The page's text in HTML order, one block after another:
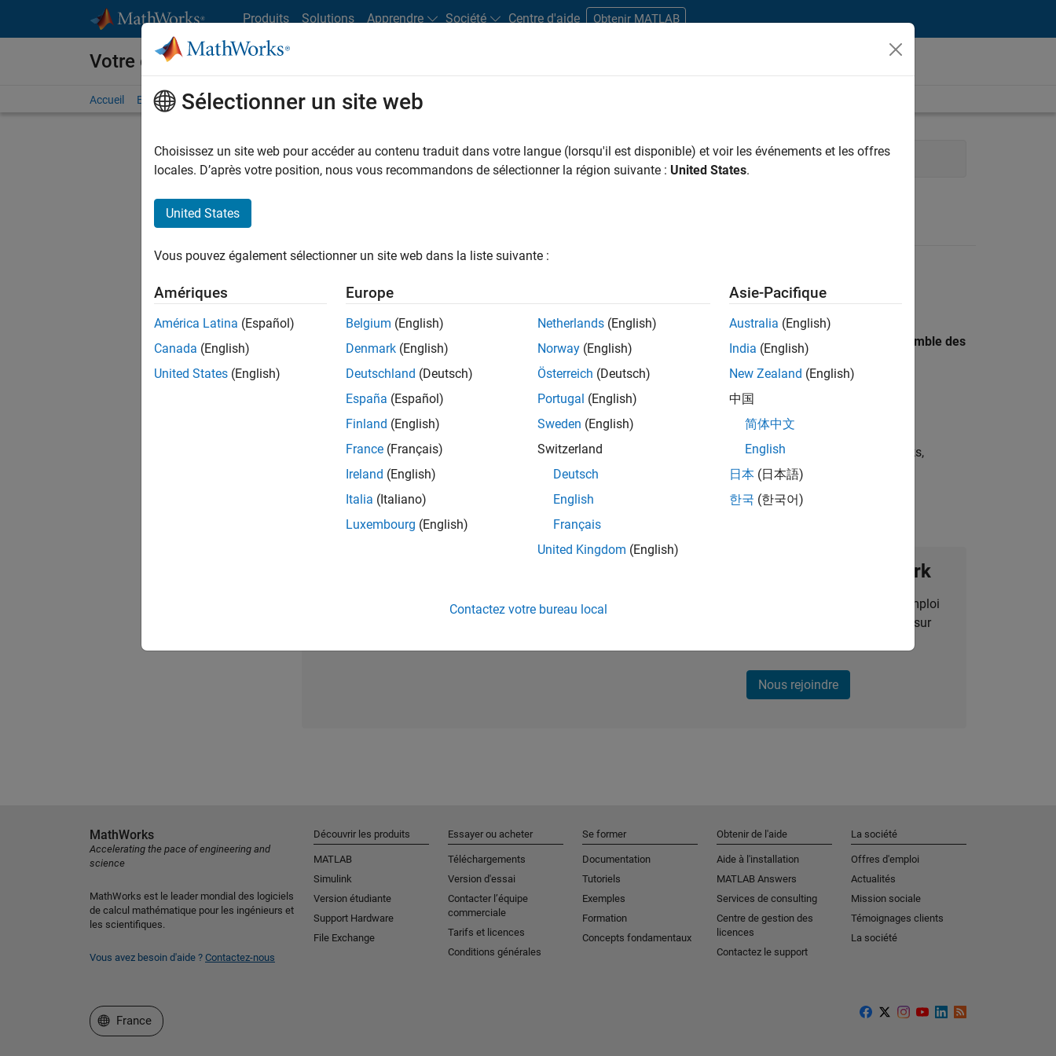
Produits Solutions Apprendre Société Centre d'aide Obtenir MATLAB
Votre carrière chez MathWorks
Accueil Explorer nos opportunités Adresses de nos bureaux Étudiants et carrières
FILTRER PAR Ingénierie de la qualité
Les descriptions de poste n’ont pas toutes été traduites. Effectuez une recherche par lieu pour trouver l’ensemble des
opportunités de votre région.
Senior Software Quality Engineer
Senior Software Quality Engineer
FR-Meudon| Ingénierie de la qualité | Expérimenté(e)
Leverage your C/C++ development skills to design and develop test strategies, scalable test frameworks,
automated test suites, Hands-on testing for Polyspace.
Rejoignez notre Talent Network
Recevez des alertes pour des opportunités d'emploi
personnalisées, des articles et des actualités sur
Nous rejoindre
Sélectionner un site web
Choisissez un site web pour accéder au contenu traduit dans votre langue (lorsqu'il est disponible) et voir les événements et les offres
locales. D’après votre position, nous vous recommandons de sélectionner la région suivante : United States.
United States
Vous pouvez également sélectionner un site web dans la liste suivante :
Amériques
América Latina (Español)
Canada (English)
United States (English)
Europe
Belgium (English)
Denmark (English)
Deutschland (Deutsch)
España (Español)
Finland (English)
France (Français)
Ireland (English)
Italia (Italiano)
Luxembourg (English)
Netherlands (English)
Norway (English)
Österreich (Deutsch)
Portugal (English)
Sweden (English)
Switzerland
Deutsch
English
Français
United Kingdom (English)
Asie-Pacifique
Australia (English)
India (English)
New Zealand (English)
中国
简体中文
English
日本 (日本語)
한국 (한국어)
Contactez votre bureau local
MathWorks
Accelerating the pace of engineering and
science
MathWorks est le leader mondial des logiciels
de calcul mathématique pour les ingénieurs et
les scientifiques.
Vous avez besoin d'aide ? Contactez-nous
Découvrir les produits
MATLAB
Simulink
Version étudiante
Support Hardware
File Exchange
Essayer ou acheter
Téléchargements
Version d'essai
Contacter l’équipe
commerciale
Tarifs et licences
Conditions générales
Se former
Documentation
Tutoriels
Exemples
Formation
Concepts fondamentaux
Obtenir de l'aide
Aide à l'installation
MATLAB Answers
Services de consulting
Centre de gestion des
licences
Contactez le support
La société
Offres d'emploi
Actualités
Mission sociale
Témoignages clients
La société
Sélectionner un site web
France